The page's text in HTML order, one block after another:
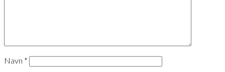
Navn *